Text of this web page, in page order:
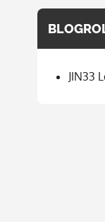
JIN33